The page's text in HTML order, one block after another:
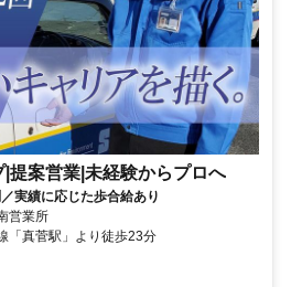
提案営業|未経験からプロへ
実績に応じた歩合給あり
営業所
「真菅駅」より徒歩23分